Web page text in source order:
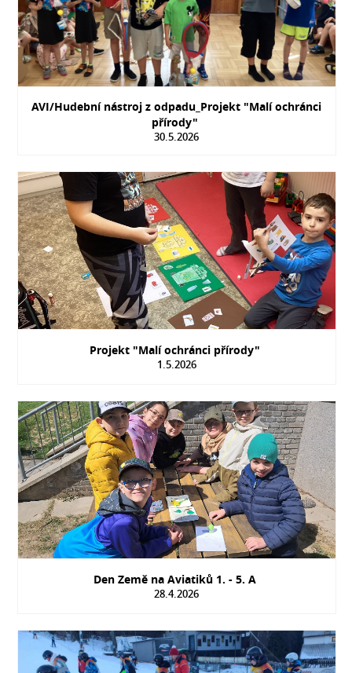
AVI/Hudební nástroj z odpadu_Projekt "Malí ochránci
přírody"
30.5.2026
Projekt "Malí ochránci přírody"
1.5.2026
Den Země na Aviatiků 1. - 5. A
28.4.2026